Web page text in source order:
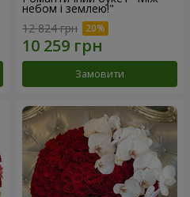
небом і землею!"
12 824 грн
Замовити